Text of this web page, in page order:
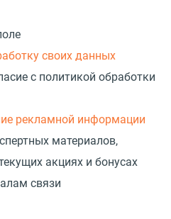
своих данных
с политикой обработки
рекламной информации
материалов,
акциях и бонусах
связи